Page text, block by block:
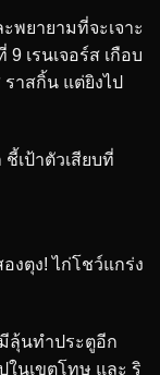
พยายามที่จะเจาะ
เรนเจอร์ส เกือบ
าสกิ้น แต่ยิงไป
เป้าตัวเสียบที่
งตุง! ไก่โชว์แกร่ง
ลุ้นทำประตูอีก
ในเขตโทษ และ ริ